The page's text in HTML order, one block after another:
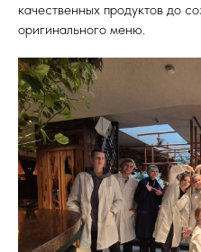
качественных продуктов до
оригинального меню.